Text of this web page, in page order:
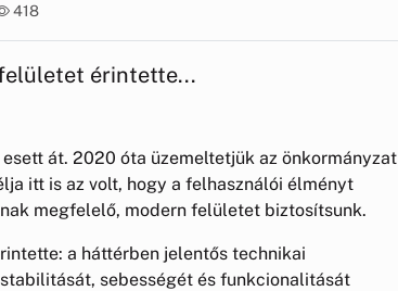
418
érintette...
át. 2020 óta üzemeltetjük az önkormányzat
itt is az volt, hogy a felhasználói élményt
megfelelő, modern felületet biztosítsunk.
a háttérben jelentős technikai
sebességét és funkcionalitását